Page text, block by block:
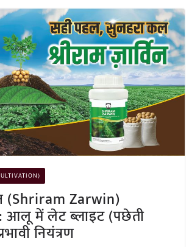
(Shriram Zarwin)
में लेट ब्लाइट (पछेती
नियंत्रण